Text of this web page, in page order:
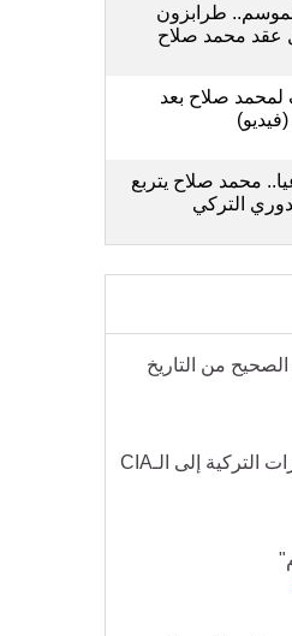
طرابزون
عقد محمد صلاح
صلاح بعد
محمد صلاح يتربع
التركي
من التاريخ
رسالة من الاستخبارات التركية إلى الـCIA